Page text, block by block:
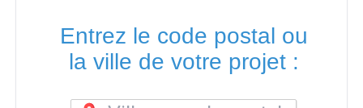
Entrez le code postal ou
la ville de votre projet :